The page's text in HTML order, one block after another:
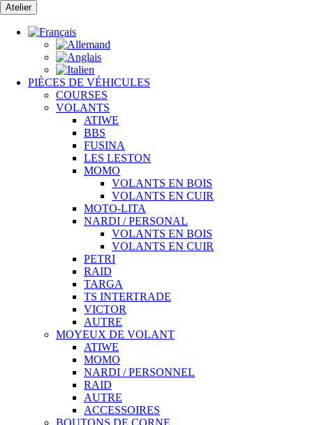
Passer
au
contenu
Atelier
PIÈCES DE VÉHICULES
COURSES
VOLANTS
ATIWE
BBS
FUSINA
LES LESTON
MOMO
VOLANTS EN BOIS
VOLANTS EN CUIR
MOTO-LITA
NARDI / PERSONAL
VOLANTS EN BOIS
VOLANTS EN CUIR
PETRI
RAID
TARGA
TS INTERTRADE
VICTOR
AUTRE
MOYEUX DE VOLANT
ATIWE
MOMO
NARDI / PERSONNEL
RAID
AUTRE
ACCESSOIRES
BOUTONS DE CORNE